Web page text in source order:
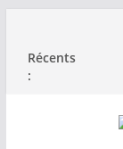
contenu
Récents
: